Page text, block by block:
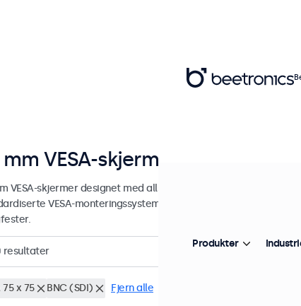
VESA-skjermer
VESA-skjermer designet med allsidige monteringsmuligheter.
VESA-monteringssystemet og kan derfor kobles til
resultater
75 x 75 BNC (SDI) Fjern alle
Produkter